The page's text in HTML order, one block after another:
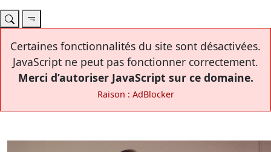
Certaines fonctionnalités du site sont désactivées.
JavaScript ne peut pas fonctionner correctement.
Merci d’autoriser JavaScript sur ce domaine.
Raison : AdBlocker